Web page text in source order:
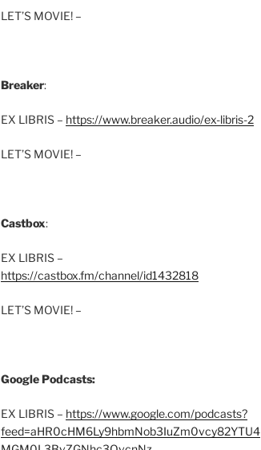
LET’S MOVIE! –
Breaker:
EX LIBRIS – https://www.breaker.audio/ex-libris-2
LET’S MOVIE! –
Castbox:
EX LIBRIS –
https://castbox.fm/channel/id1432818
LET’S MOVIE! –
Google Podcasts:
EX LIBRIS – https://www.google.com/podcasts?
feed=aHR0cHM6Ly9hbmNob3IuZm0vcy82YTU4